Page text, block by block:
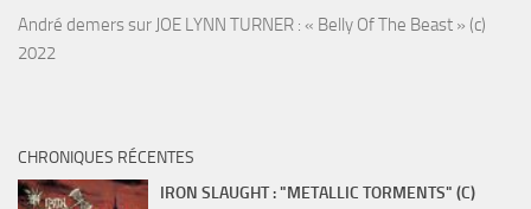
André demerssur JOE LYNN TURNER : « Belly Of The Beast » (c)
2022
CHRONIQUES RÉCENTES
IRON SLAUGHT : "METALLIC TORMENTS" (C)